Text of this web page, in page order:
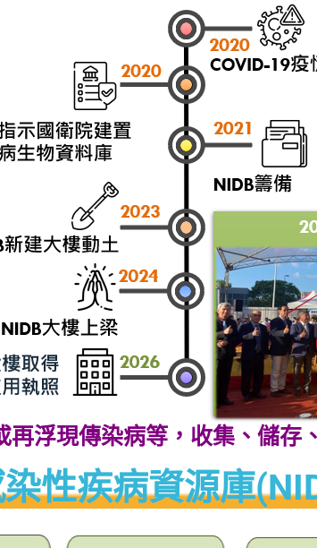
再浮現傳染病等，收集、儲存
性疾病資源庫